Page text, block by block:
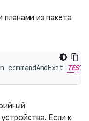
планами из пакета
commandAndExit
Если к